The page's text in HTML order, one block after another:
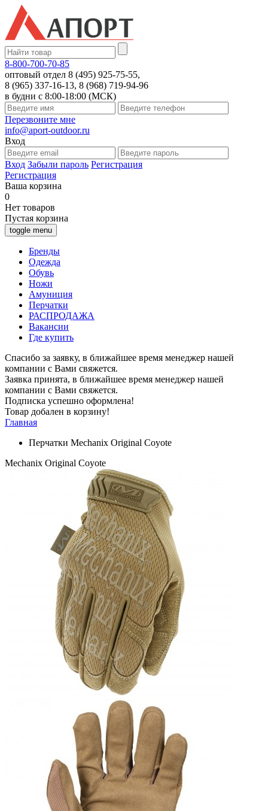
8-800-700-70-85
оптовый отдел 8 (495) 925-75-55,
8 (965) 337-16-13, 8 (968) 719-94-96
в будни с 8:00-18:00 (МСК)
Перезвоните мне
info@aport-outdoor.ru
Вход
Вход Забыли пароль Регистрация
Регистрация
Ваша корзина
0
Нет товаров
Пустая корзина
toggle menu
Бренды
Одежда
Обувь
Ножи
Амуниция
Перчатки
РАСПРОДАЖА
Вакансии
Где купить
Спасибо за заявку, в ближайшее время менеджер нашей
компании с Вами свяжется.
Заявка принята, в ближайшее время менеджер нашей
компании с Вами свяжется.
Подписка успешно оформлена!
Товар добален в корзину!
Главная
Перчатки Mechanix Original Coyote
Mechanix Original Coyote